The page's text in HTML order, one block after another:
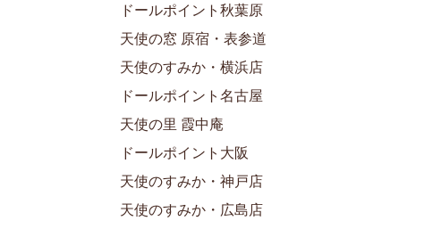
ドールポイント秋葉原
天使の窓 原宿・表参道
天使のすみか・横浜店
ドールポイント名古屋
天使の里 霞中庵
ドールポイント大阪
天使のすみか・神戸店
天使のすみか・広島店